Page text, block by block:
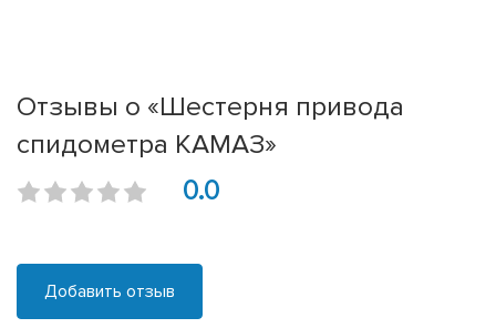
Отзывы о «Шестерня привода
спидометра КАМАЗ»
0.0
Добавить отзыв